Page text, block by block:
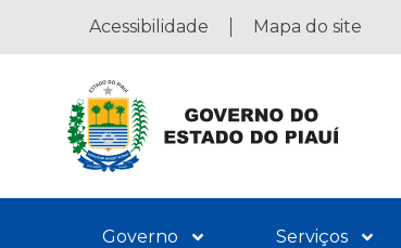
Acessibilidade Mapa do site
Governo Serviços